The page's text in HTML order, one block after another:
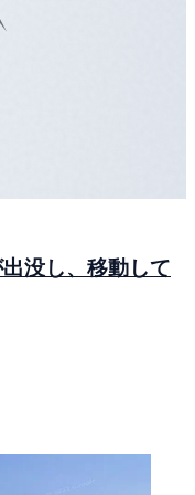
没し、移動して